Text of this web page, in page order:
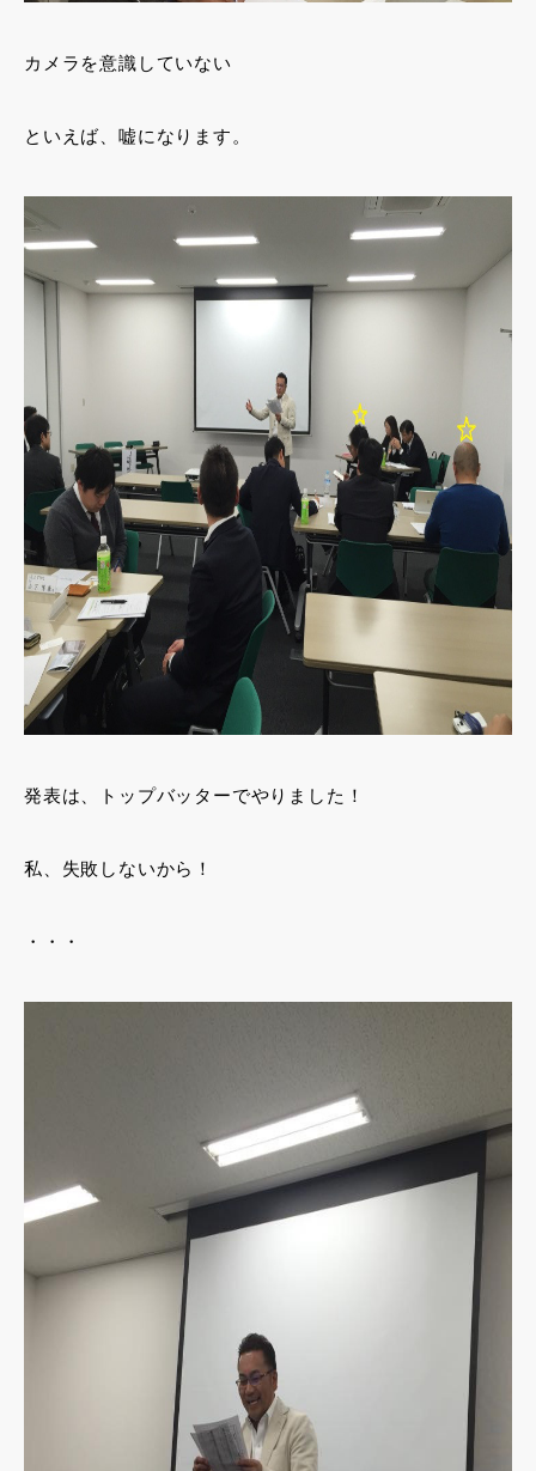
カメラを意識していない
といえば、嘘になります。
発表は、トップバッターでやりました！
私、失敗しないから！
・・・